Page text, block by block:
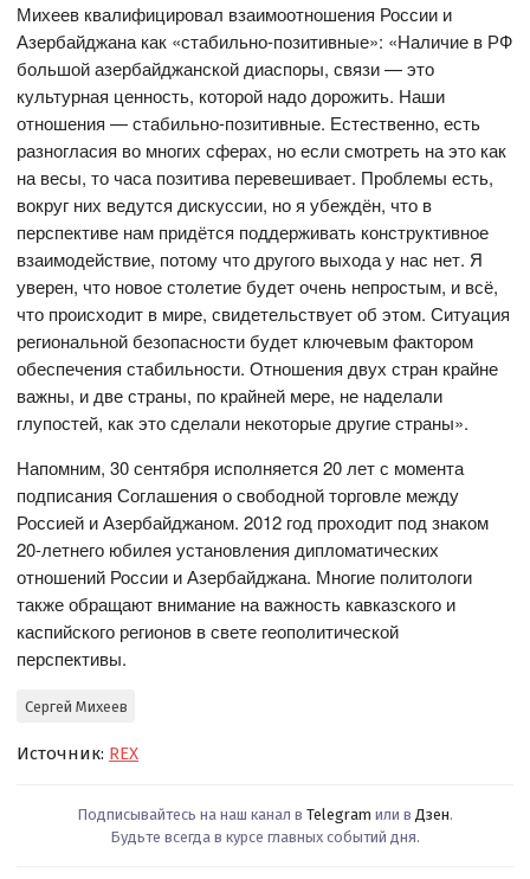
Михеев квалифицировал взаимоотношения России и
Азербайджана как «стабильно-позитивные»: «Наличие в РФ
большой азербайджанской диаспоры, связи — это
культурная ценность, которой надо дорожить. Наши
отношения — стабильно-позитивные. Естественно, есть
разногласия во многих сферах, но если смотреть на это как
на весы, то часа позитива перевешивает. Проблемы есть,
вокруг них ведутся дискуссии, но я убеждён, что в
перспективе нам придётся поддерживать конструктивное
взаимодействие, потому что другого выхода у нас нет. Я
уверен, что новое столетие будет очень непростым, и всё,
что происходит в мире, свидетельствует об этом. Ситуация
региональной безопасности будет ключевым фактором
обеспечения стабильности. Отношения двух стран крайне
важны, и две страны, по крайней мере, не наделали
глупостей, как это сделали некоторые другие страны».
Напомним, 30 сентября исполняется 20 лет с момента
подписания Соглашения о свободной торговле между
Россией и Азербайджаном. 2012 год проходит под знаком
20-летнего юбилея установления дипломатических
отношений России и Азербайджана. Многие политологи
также обращают внимание на важность кавказского и
каспийского регионов в свете геополитической
перспективы.
Сергей Михеев
Источник: REX
Подписывайтесь на наш канал в Telegram или в Дзен.
Будьте всегда в курсе главных событий дня.